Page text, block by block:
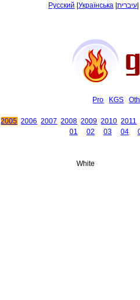
Русский Українська עיברית
Pro KGS
2005 2006 2007 2008 2009 2010 2011
01
02 03 04
White